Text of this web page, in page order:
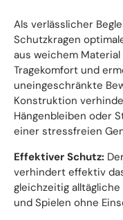
Als verlässlicher
Schutzkragen
aus weichem
Tragekomfort und
uneingeschränkte
Konstruktion
Hängenbleiben oder
einer stressfreien
Effektiver Schutz:
verhindert effektiv
gleichzeitig
und Spielen ohne